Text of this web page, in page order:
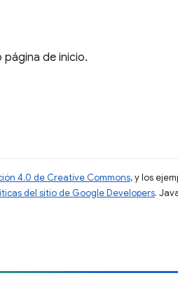
página de inicio.
4.0 de Creative Commons, y los
del sitio de Google Developers.